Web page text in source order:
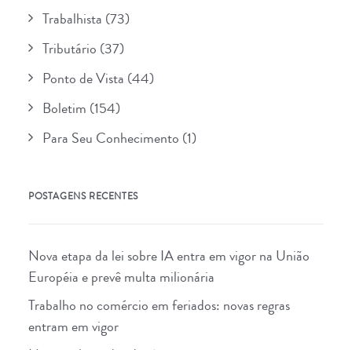
Trabalhista (73)
Tributário (37)
Ponto de Vista (44)
Boletim (154)
Para Seu Conhecimento (1)
POSTAGENS RECENTES
Nova etapa da lei sobre IA entra em vigor na União
Européia e prevê multa milionária
Trabalho no comércio em feriados: novas regras
entram em vigor